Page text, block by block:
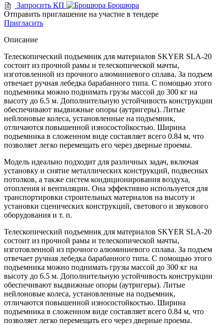
Запросить КП
Брошюра
Отправить приглашение на участие в тендере
Пригласить
Описание
Телескопический подъемник для материалов SKYER SLA-20
состоит из прочной рамы и телескопической мачты,
изготовленной из прочного алюминиевого сплава. За подъем
отвечает ручная лебедка барабанного типа. С помощью этого
подъемника можно поднимать грузы массой до 300 кг на
высоту до 6.5 м. Дополнительную устойчивость конструкции
обеспечивают выдвижные опоры (аутригеры). Литые
нейлоновые колеса, установленные на подъемник,
отличаются повышенной износостойкостью. Ширина
подъемника в сложенном виде составляет всего 0.84 м, что
позволяет легко перемещать его через дверные проемы.
Модель идеально подходит для различных задач, включая
установку и снятие металлических конструкций, подвесных
потолков, а также систем кондиционирования воздуха,
отопления и вентиляции. Она эффективно используется для
транспортировки строительных материалов на высоту и
установки сценических конструкций, светового и звукового
оборудования и т. п.
Телескопический подъемник для материалов SKYER SLA-20
состоит из прочной рамы и телескопической мачты,
изготовленной из прочного алюминиевого сплава. За подъем
отвечает ручная лебедка барабанного типа. С помощью этого
подъемника можно поднимать грузы массой до 300 кг на
высоту до 6.5 м. Дополнительную устойчивость конструкции
обеспечивают выдвижные опоры (аутригеры). Литые
нейлоновые колеса, установленные на подъемник,
отличаются повышенной износостойкостью. Ширина
подъемника в сложенном виде составляет всего 0.84 м, что
позволяет легко перемещать его через дверные проемы.